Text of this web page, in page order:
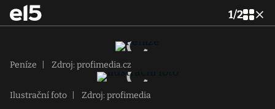
1/2
Peníze Zdroj: profimedia.cz
Ilustrační foto Zdroj: profimedia